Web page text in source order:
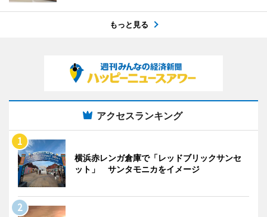
もっと見る
アクセスランキング
横浜赤レンガ倉庫で「レッドブリックサンセ
ット」 サンタモニカをイメージ